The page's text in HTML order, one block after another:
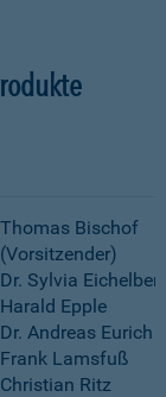
Thomas Bischof
(Vorsitzender)
Dr. Sylvia
Harald Epple
Dr. Andreas Eurich
Frank Lamsfuß
Christian Ritz